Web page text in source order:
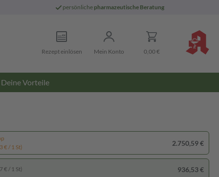
persönliche pharmazeutische Beratung
Rezept einlösen Mein Konto 0,00 €
Deine Vorteile
€ / 1 St)
2.750,59 €
€ / 1 St) 936,53 €